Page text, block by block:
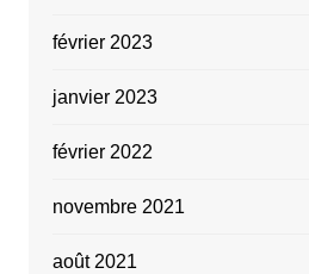
février 2023
janvier 2023
février 2022
novembre 2021
août 2021